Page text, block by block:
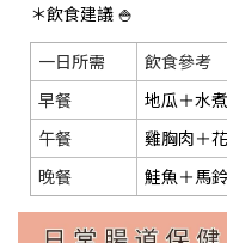
＊飲食建議 🍚
一日所需
飲食參考
早餐
地瓜＋水
午餐
雞胸肉＋
晚餐
鮭魚＋馬